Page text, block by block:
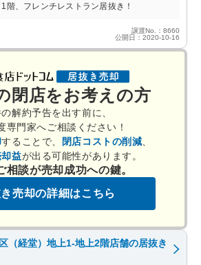
階、フレンチレストラン居抜き！
譲渡No.：8660
公開日：2020-10-16
閉店をお考えの方
解約予告を出す前に、
専門家へご相談ください！
することで、 閉店コストの削減
益が出る可能性があります。
相談が売却成功への鍵。
売却の詳細はこちら
（経堂）地上1-地上2階店舗の居抜き